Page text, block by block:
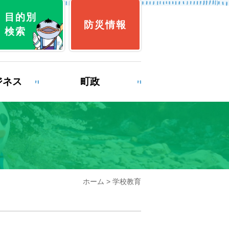
防災情報
目的別
検索
就職・退職
ネス 町政
ホーム > 学校教育